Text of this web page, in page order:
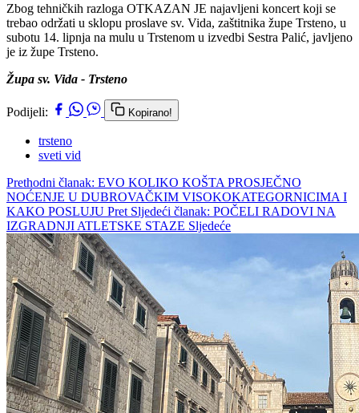
Zbog tehničkih razloga OTKAZAN JE najavljeni koncert koji se
trebao održati u sklopu proslave sv. Vida, zaštitnika župe Trsteno, u
subotu 14. lipnja na mulu u Trstenom u izvedbi Sestra Palić, javljeno
je iz župe Trsteno.
Župa sv. Vida - Trsteno
Podijeli: Kopirano!
trsteno
sveti vid
Prethodni članak: EVO KOLIKO KOŠTA PROSJEČNO
NOĆENJE U DUBROVAČKIM VISOKOKATEGORNICIMA I
KAKO POSLUJU Pret Sljedeći članak: POČELI RADOVI NA
IZGRADNJI ATLETSKE STAZE Sljedeće